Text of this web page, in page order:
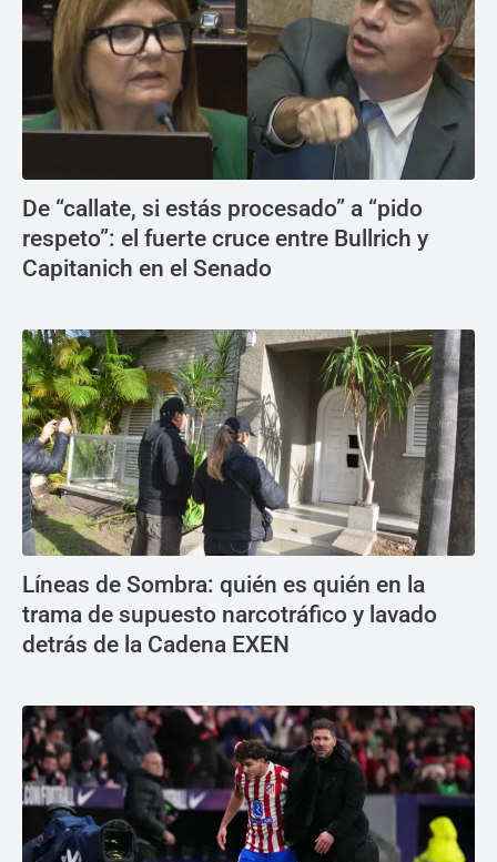
De “callate, si estás procesado” a “pido
respeto”: el fuerte cruce entre Bullrich y
Capitanich en el Senado
Líneas de Sombra: quién es quién en la
trama de supuesto narcotráfico y lavado
detrás de la Cadena EXEN